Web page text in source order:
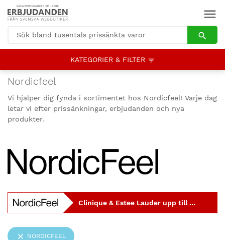
Nordicfeel
Vi hjälper dig fynda i sortimentet hos Nordicfeel! Varje dag
letar vi efter prissänkningar, erbjudanden och nya
produkter.
Clinique & Estee Lauder upp till 25%.
KATEGORIER & FILTER
NORDICFEEL